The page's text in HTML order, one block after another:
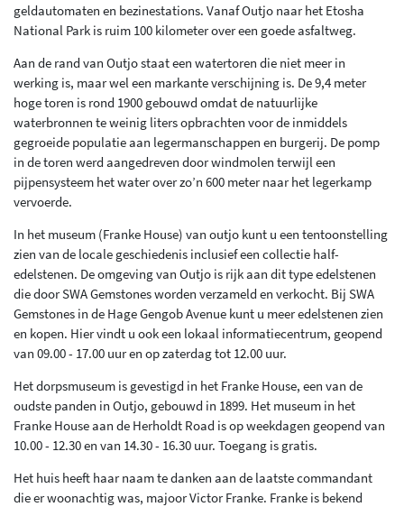
geldautomaten en bezinestations. Vanaf Outjo naar het Etosha
National Park is ruim 100 kilometer over een goede asfaltweg.
Aan de rand van Outjo staat een watertoren die niet meer in
werking is, maar wel een markante verschijning is. De 9,4 meter
hoge toren is rond 1900 gebouwd omdat de natuurlijke
waterbronnen te weinig liters opbrachten voor de inmiddels
gegroeide populatie aan legermanschappen en burgerij. De pomp
in de toren werd aangedreven door windmolen terwijl een
pijpensysteem het water over zo’n 600 meter naar het legerkamp
vervoerde.
In het museum (Franke House) van outjo kunt u een tentoonstelling
zien van de locale geschiedenis inclusief een collectie half-
edelstenen. De omgeving van Outjo is rijk aan dit type edelstenen
die door SWA Gemstones worden verzameld en verkocht. Bij SWA
Gemstones in de Hage Gengob Avenue kunt u meer edelstenen zien
en kopen. Hier vindt u ook een lokaal informatiecentrum, geopend
van 09.00 - 17.00 uur en op zaterdag tot 12.00 uur.
Het dorpsmuseum is gevestigd in het Franke House, een van de
oudste panden in Outjo, gebouwd in 1899. Het museum in het
Franke House aan de Herholdt Road is op weekdagen geopend van
10.00 - 12.30 en van 14.30 - 16.30 uur. Toegang is gratis.
Het huis heeft haar naam te danken aan de laatste commandant
die er woonachtig was, majoor Victor Franke. Franke is bekend